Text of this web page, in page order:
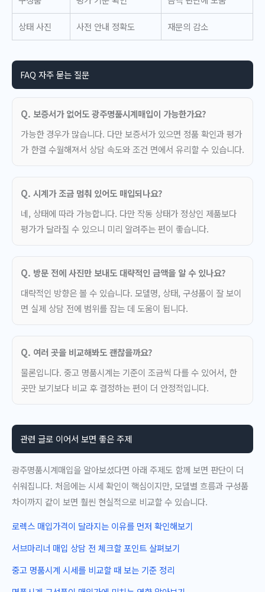
상태 사진 사전 안내 정확도 재문의 감소
FAQ 자주 묻는 질문
Q. 보증서가 없어도 광주명품시계매입이 가능한가요?
가능한 경우가 많습니다. 다만 보증서가 있으면 정품 확인과 평가
가 한결 수월해져서 상담 속도와 조건 면에서 유리할 수 있습니다.
Q. 시계가 조금 멈춰 있어도 매입되나요?
네, 상태에 따라 가능합니다. 다만 작동 상태가 정상인 제품보다
평가가 달라질 수 있으니 미리 알려주는 편이 좋습니다.
Q. 방문 전에 사진만 보내도 대략적인 금액을 알 수 있나요?
대략적인 방향은 볼 수 있습니다. 모델명, 상태, 구성품이 잘 보이
면 실제 상담 전에 범위를 잡는 데 도움이 됩니다.
Q. 여러 곳을 비교해봐도 괜찮을까요?
물론입니다. 중고 명품시계는 기준이 조금씩 다를 수 있어서, 한
곳만 보기보다 비교 후 결정하는 편이 더 안정적입니다.
관련 글로 이어서 보면 좋은 주제
광주명품시계매입을 알아보셨다면 아래 주제도 함께 보면 판단이 더
쉬워집니다. 처음에는 시세 확인이 핵심이지만, 모델별 흐름과 구성품
차이까지 같이 보면 훨씬 현실적으로 비교할 수 있습니다.
로렉스 매입가격이 달라지는 이유를 먼저 확인해보기
서브마리너 매입 상담 전 체크할 포인트 살펴보기
중고 명품시계 시세를 비교할 때 보는 기준 정리